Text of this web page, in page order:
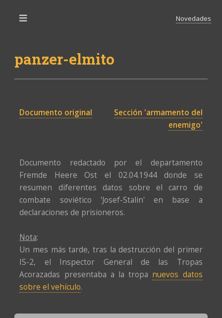
panzer-elmito
Novedades
Documento original
Sección 'armamento del
enemigo'
Documento redactado por el departamento
Fremde Heere Ost el 02.04.1944 donde se
resumen diferentes datos sobre el carro de
combate soviético 'Josef-Stalin' en base a
declaraciones de prisioneros.
Nota:
Un mes más tarde, tras la destrucción del primer
IS-2, el Inspector General de las Tropas
Acorazadas presentaba a la tropa nuevos datos
sobre el vehículo.